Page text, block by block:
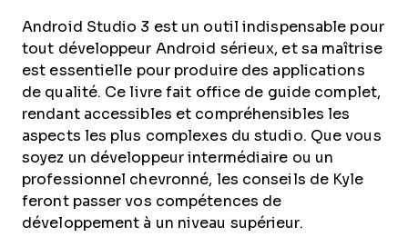
Android Studio 3 est un outil indispensable pour
tout développeur Android sérieux, et sa maîtrise
est essentielle pour produire des applications
de qualité. Ce livre fait office de guide complet,
rendant accessibles et compréhensibles les
aspects les plus complexes du studio. Que vous
soyez un développeur intermédiaire ou un
professionnel chevronné, les conseils de Kyle
feront passer vos compétences de
développement à un niveau supérieur.